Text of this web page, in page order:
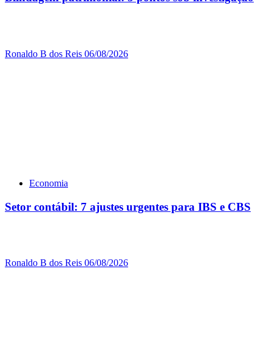
Ronaldo B dos Reis 06/08/2026
Economia
Setor contábil: 7 ajustes urgentes para IBS e CBS
Ronaldo B dos Reis 06/08/2026